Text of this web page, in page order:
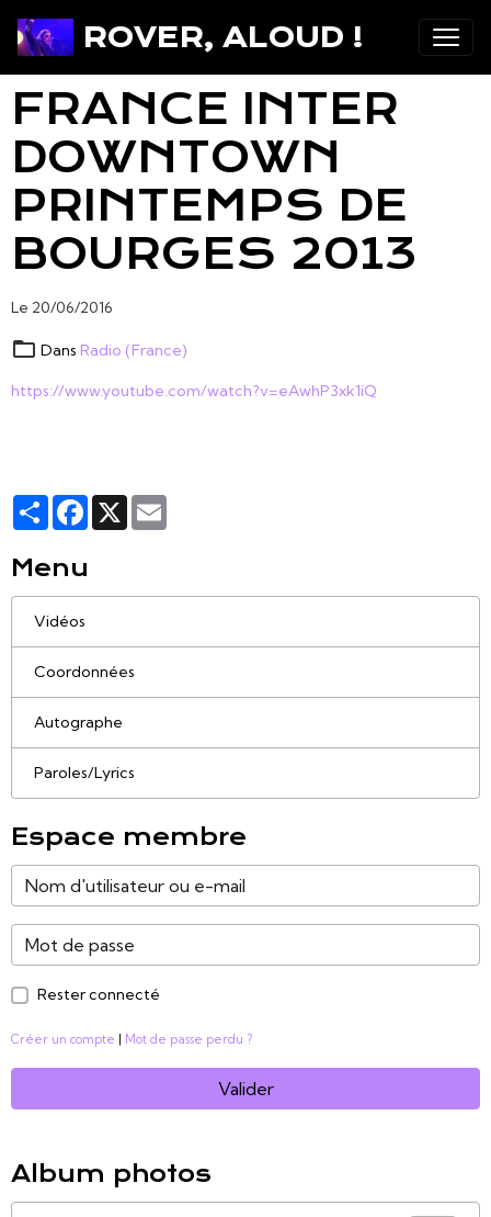
ROVER, ALOUD !
FRANCE INTER
DOWNTOWN
PRINTEMPS DE
BOURGES 2013
Le 20/06/2016
Dans Radio (France)
https://www.youtube.com/watch?v=eAwhP3xk1iQ
PartagerFacebook
X
Menu
Vidéos
Coordonnées
Autographe
Paroles/Lyrics
Espace membre
Rester connecté
Créer un compte Mot de passe perdu ?
Valider
Album photos